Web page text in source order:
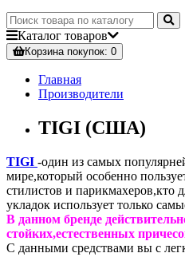
Каталог товаров
Корзинапокупок: 0
Главная
Производители
TIGI (США)
TIGI -один из самых
мире,который особенно
стилистов и парикмахеров,кто
укладок использует только
В данном бренде
стойких,естественных
С данными средствами вы с